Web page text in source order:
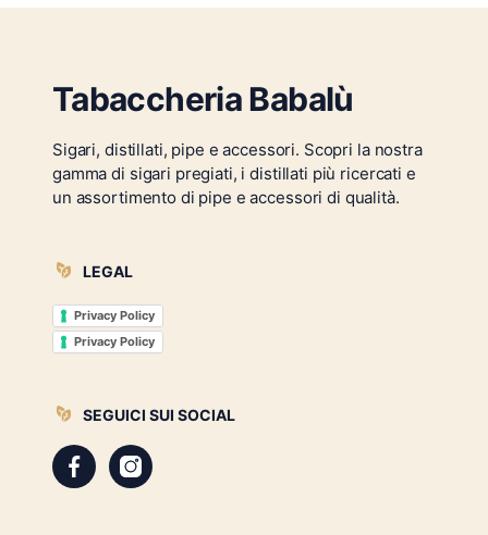
Tabaccheria Babalù
Sigari, distillati, pipe e accessori. Scopri la nostra
gamma di sigari pregiati, i distillati più ricercati e
un assortimento di pipe e accessori di qualità.
LEGAL
Privacy Policy
Privacy Policy
SEGUICI SUI SOCIAL